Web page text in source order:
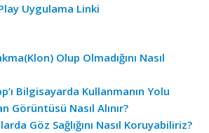
Uygulama Linki
Olup Olmadığını Nasıl
Bilgisayarda Kullanmanın Yolu
Görüntüsü Nasıl Alınır?
Göz Sağlığını Nasıl Koruyabiliriz?